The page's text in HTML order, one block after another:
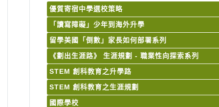
優質寄宿中學選校策略
「讀寫障礙」少年到海外升學
留學美國「倒數」家長如何部署系列
《劃出生涯路》 生涯規劃 - 職業性向探索系列
STEM 創科教育之升學路
STEM 創科教育之生涯規劃
國際學校